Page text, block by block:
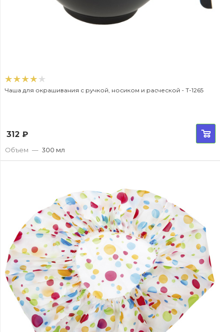
Чаша для окрашивания с ручкой, носиком и расческой - T-1265
312 ₽
Объем — 300 мл